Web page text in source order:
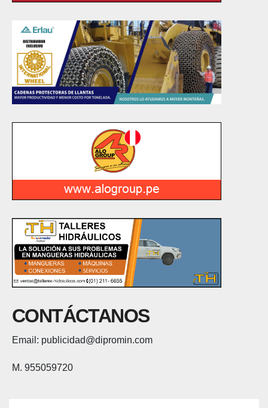
CONTÁCTANOS
Email: publicidad@dipromin.com
M. 955059720